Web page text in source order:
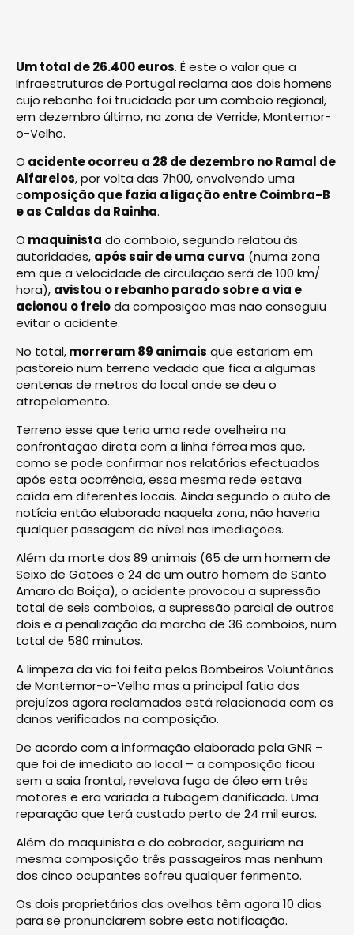
Um total de 26.400 euros. É este o valor que a
Infraestruturas de Portugal reclama aos dois homens
cujo rebanho foi trucidado por um comboio regional,
em dezembro último, na zona de Verride, Montemor-
o-Velho.
O acidente ocorreu a 28 de dezembro no Ramal de
Alfarelos, por volta das 7h00, envolvendo uma
composição que fazia a ligação entre Coimbra-B
e as Caldas da Rainha.
O maquinista do comboio, segundo relatou às
autoridades, após sair de uma curva (numa zona
em que a velocidade de circulação será de 100 km/
hora), avistou o rebanho parado sobre a via e
acionou o freioda composição mas não conseguiu
evitar o acidente.
No total,morreram 89 animais que estariam em
pastoreio num terreno vedado que fica a algumas
centenas de metros do local onde se deu o
atropelamento.
Terreno esse que teria uma rede ovelheira na
confrontação direta com a linha férrea mas que,
como se pode confirmar nos relatórios efectuados
após esta ocorrência, essa mesma rede estava
caída em diferentes locais. Ainda segundo o auto de
notícia então elaborado naquela zona, não haveria
qualquer passagem de nível nas imediações.
Além da morte dos 89 animais (65 de um homem de
Seixo de Gatões e 24 de um outro homem de Santo
Amaro da Boiça), o acidente provocou a supressão
total de seis comboios, a supressão parcial de outros
dois e a penalização da marcha de 36 comboios, num
total de 580 minutos.
A limpeza da via foi feita pelos Bombeiros Voluntários
de Montemor-o-Velho mas a principal fatia dos
prejuízos agora reclamados está relacionada com os
danos verificados na composição.
De acor­do com a informação elaborada pela GNR –
que foi de imediato ao local – a composição ficou
sem a saia frontal, revelava fuga de óleo em três
motores e era variada a tubagem danificada. Uma
reparação que terá custado perto de 24 mil euros.
Além do maquinista e do cobrador, seguiriam na
mesma composição três passageiros mas nenhum
dos cinco ocupantes sofreu qualquer ferimento.
Os dois proprietários das ovelhas têm agora 10 dias
para se pronunciarem sobre esta notificação.